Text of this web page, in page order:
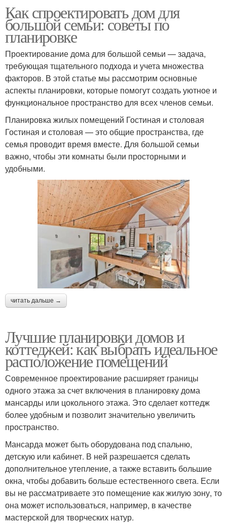
Как спроектировать дом для
большой семьи: советы по
планировке
Проектирование дома для большой семьи — задача,
требующая тщательного подхода и учета множества
факторов. В этой статье мы рассмотрим основные
аспекты планировки, которые помогут создать уютное и
функциональное пространство для всех членов семьи.
Планировка жилых помещений Гостиная и столовая
Гостиная и столовая — это общие пространства, где
семья проводит время вместе. Для большой семьи
важно, чтобы эти комнаты были просторными и
удобными.
читать дальше →
Лучшие планировки домов и
коттеджей: как выбрать идеальное
расположение помещений
Современное проектирование расширяет границы
одного этажа за счет включения в планировку дома
мансарды или цокольного этажа. Это сделает коттедж
более удобным и позволит значительно увеличить
пространство.
Мансарда может быть оборудована под спальню,
детскую или кабинет. В ней разрешается сделать
дополнительное утепление, а также вставить большие
окна, чтобы добавить больше естественного света. Если
вы не рассматриваете это помещение как жилую зону, то
она может использоваться, например, в качестве
мастерской для творческих натур.